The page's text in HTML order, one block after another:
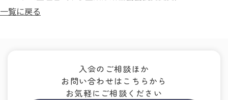
一覧に戻る
入会のご相談ほか
お問い合わせはこちらから
お気軽にご相談ください